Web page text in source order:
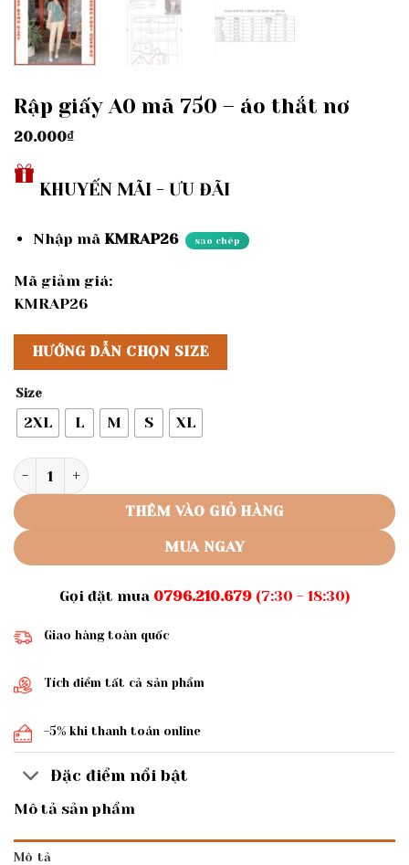
Rập giấy A0 mã 750 – áo thắt nơ
20.000₫
KHUYẾN MÃI - ƯU ĐÃI
Nhập mã KMRAP26 sao chép
Mã giảm giá:
KMRAP26
HƯỚNG DẪN CHỌN SIZE
Size
2XL L M S XL
Rập giấy A0 mã 750 - áo thắt nơ số lượng
THÊM VÀO GIỎ HÀNG
MUA NGAY
Gọi đặt mua 0796.210.679(7:30 - 18:30)
Giao hàng toàn quốc
Tích điểm tất cả sản phẩm
-5% khi thanh toán online
Đặc điểm nổi bật
Mô tả sản phẩm
Mô tả